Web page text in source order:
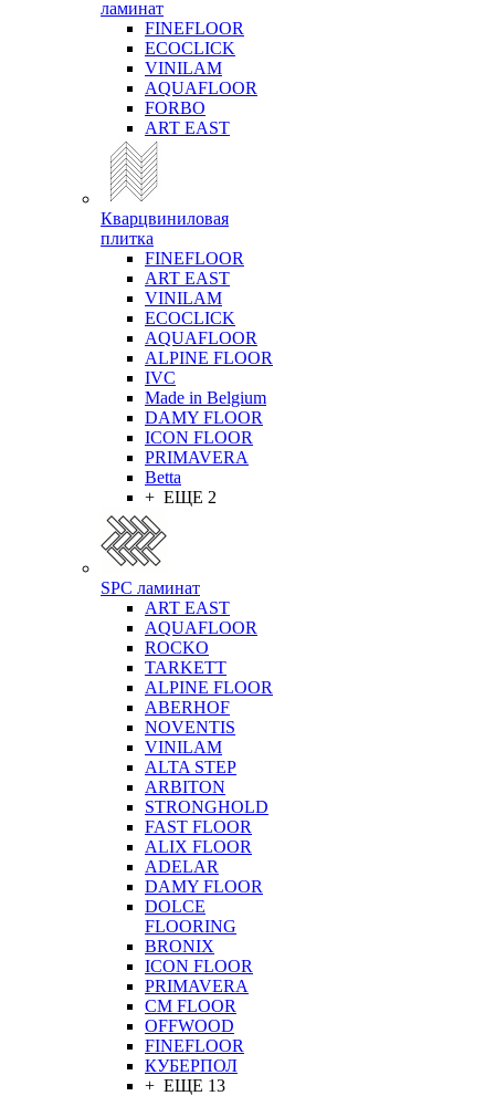
ламинат
FINEFLOOR
ECOCLICK
VINILAM
AQUAFLOOR
FORBO
ART EAST
Кварцвиниловая
плитка
FINEFLOOR
ART EAST
VINILAM
ECOCLICK
AQUAFLOOR
ALPINE FLOOR
IVC
Made in Belgium
DAMY FLOOR
ICON FLOOR
PRIMAVERA
Betta
+ ЕЩЕ 2
SPC ламинат
ART EAST
AQUAFLOOR
ROCKO
TARKETT
ALPINE FLOOR
ABERHOF
NOVENTIS
VINILAM
ALTA STEP
ARBITON
STRONGHOLD
FAST FLOOR
ALIX FLOOR
ADELAR
DAMY FLOOR
DOLCE
FLOORING
BRONIX
ICON FLOOR
PRIMAVERA
CM FLOOR
OFFWOOD
FINEFLOOR
КУБЕРПОЛ
+ ЕЩЕ 13